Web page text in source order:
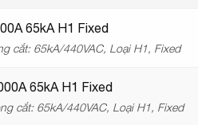
65kA H1 Fixed
cắt: 65kA/440VAC, Loại H1, Fixed
65kA H1 Fixed
cắt: 65kA/440VAC, Loại H1, Fixed